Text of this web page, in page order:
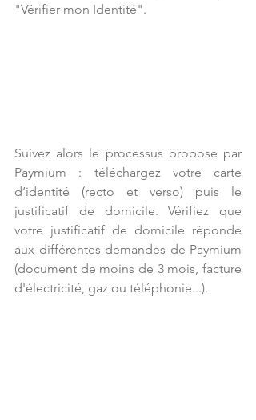
"Vérifier mon Identité".
Suivez alors le processus proposé par
Paymium : téléchargez votre carte
d’identité (recto et verso) puis le
justificatif de domicile. Vérifiez que
votre justificatif de domicile réponde
aux différentes demandes de Paymium
(document de moins de 3 mois, facture
d'électricité, gaz ou téléphonie...).